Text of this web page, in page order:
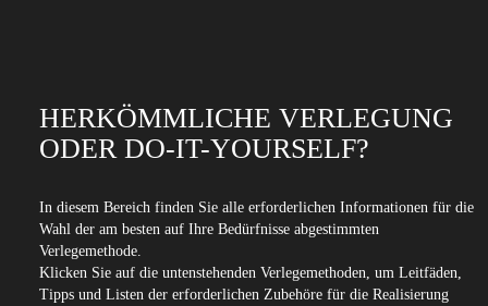
HERKÖMMLICHE VERLEGUNG
ODER DO-IT-YOURSELF?
In diesem Bereich finden Sie alle erforderlichen Informationen für die
Wahl der am besten auf Ihre Bedürfnisse abgestimmten
Verlegemethode.
Klicken Sie auf die untenstehenden Verlegemethoden, um Leitfäden,
Tipps und Listen der erforderlichen Zubehöre für die Realisierung